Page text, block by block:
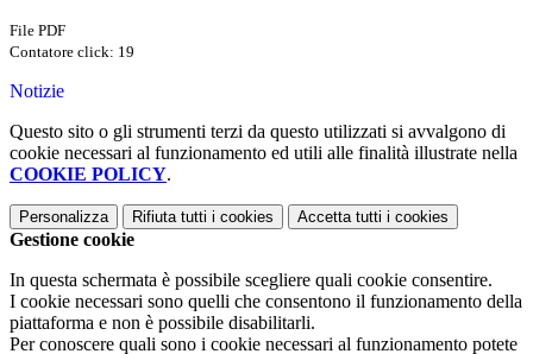
File PDF
Contatore click: 19
Notizie
Questo sito o gli strumenti terzi da questo utilizzati si avvalgono di
cookie necessari al funzionamento ed utili alle finalità illustrate nella
COOKIE POLICY.
Personalizza Rifiuta tutti i cookies Accetta tutti i cookies
Gestione cookie
In questa schermata è possibile scegliere quali cookie consentire.
I cookie necessari sono quelli che consentono il funzionamento della
piattaforma e non è possibile disabilitarli.
Per conoscere quali sono i cookie necessari al funzionamento potete